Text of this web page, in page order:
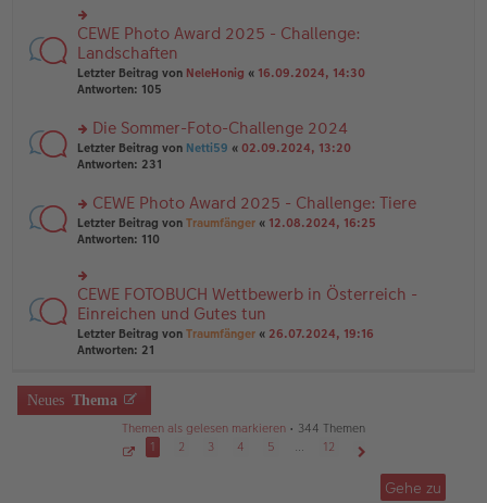
g
e
n
er
B
ei
tr
g
u
n
g
el
es
e
er
B
ei
tr
g
rs
te
r
u
n
el
es
e
B
ei
tr
g
CEWE Photo Award 2025 - Challenge:
Landschaften
Letzter Beitrag von NeleHonig « 16.09.2024, 14:30
Antworten: 105
rs
te
n
g
el
e
n
er
B
ei
tr
g
Die Sommer-Foto-Challenge 2024
Letzter Beitrag von Netti59 « 02.09.2024, 13:20
Antworten: 231
rs
te
u
n
g
el
es
e
er
B
ei
CEWE Photo Award 2025 - Challenge: Tiere
Letzter Beitrag von Traumfänger « 12.08.2024, 16:25
Antworten: 110
rs
te
r
u
n
el
es
CEWE FOTOBUCH Wettbewerb in Österreich -
Einreichen und Gutes tun
Letzter Beitrag von Traumfänger « 26.07.2024, 19:16
Antworten: 21
Neues Thema
Themen als gelesen markieren • 344 Themen
1 2 3 4 5 …
12
Gehe zu